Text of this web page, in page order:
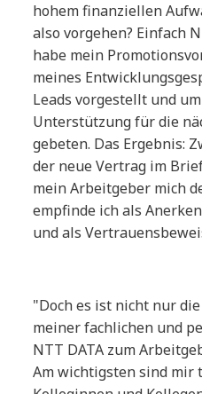
hohem finanziellen
also vorgehen? Einfach
habe mein
meines
Leads vorgestellt und
Unterstützung für die
gebeten. Das Ergebnis:
der neue Vertrag im
mein Arbeitgeber mich
empfinde ich als
und als
"Doch es ist nicht nur
meiner fachlichen und
NTT DATA zum
Am wichtigsten sind mir